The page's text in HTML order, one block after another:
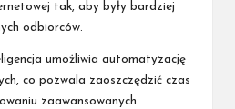
tak, aby były bardziej
odbiorców.
umożliwia automatyzację
co pozwala zaoszczędzić czas
zaawansowanych